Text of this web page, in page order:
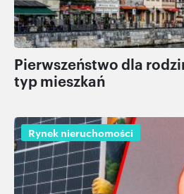
Pierwszeństwo dla
typ mieszkań
Rynek nieruchomości